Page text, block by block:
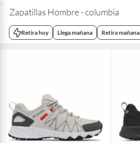
Zapatillas Hombre - columbia
Retira hoy Llega mañana Retira mañana